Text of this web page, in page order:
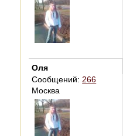
Оля
Сообщений: 266
Москва